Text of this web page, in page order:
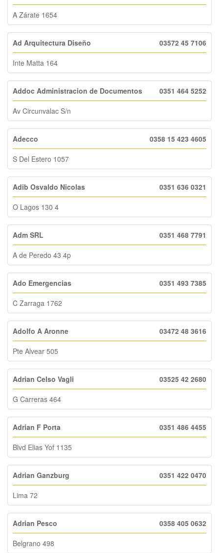
A Zárate 1654
Ad Arquitectura Diseño 03572 45 7106
Inte Matta 164
Addoc Administracion de Documentos 0351 464 5252
Av Circunvalac S/n
Adecco 0358 15 423 4605
S Del Estero 1057
Adib Osvaldo Nicolas 0351 636 0321
O Lagos 130 4
Adm SRL 0351 468 7791
A de Peredo 43 4p
Ado Emergencias 0351 493 7385
C Zarraga 1762
Adolfo A Aronne 03472 48 3616
Pte Alvear 505
Adrian Celso Vagli 03525 42 2680
G Carreras 464
Adrian F Porta 0351 486 4455
Blvd Elias Yof 1135
Adrian Ganzburg 0351 422 0470
Lima 72
Adrian Pesco 0358 405 0632
Belgrano 498